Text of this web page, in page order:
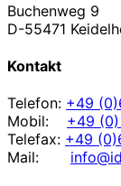
Buchenweg 9
D-55471
Kontakt
Telefon: +49
Mobil: +49 (0)
Telefax: +49
Mail: